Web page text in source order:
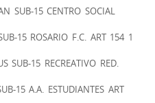
SUB-15 CENTRO SOCIAL
15 ROSARIO F.C. ART 154 1
SUB-15 RECREATIVO RED.
15 A.A. ESTUDIANTES ART